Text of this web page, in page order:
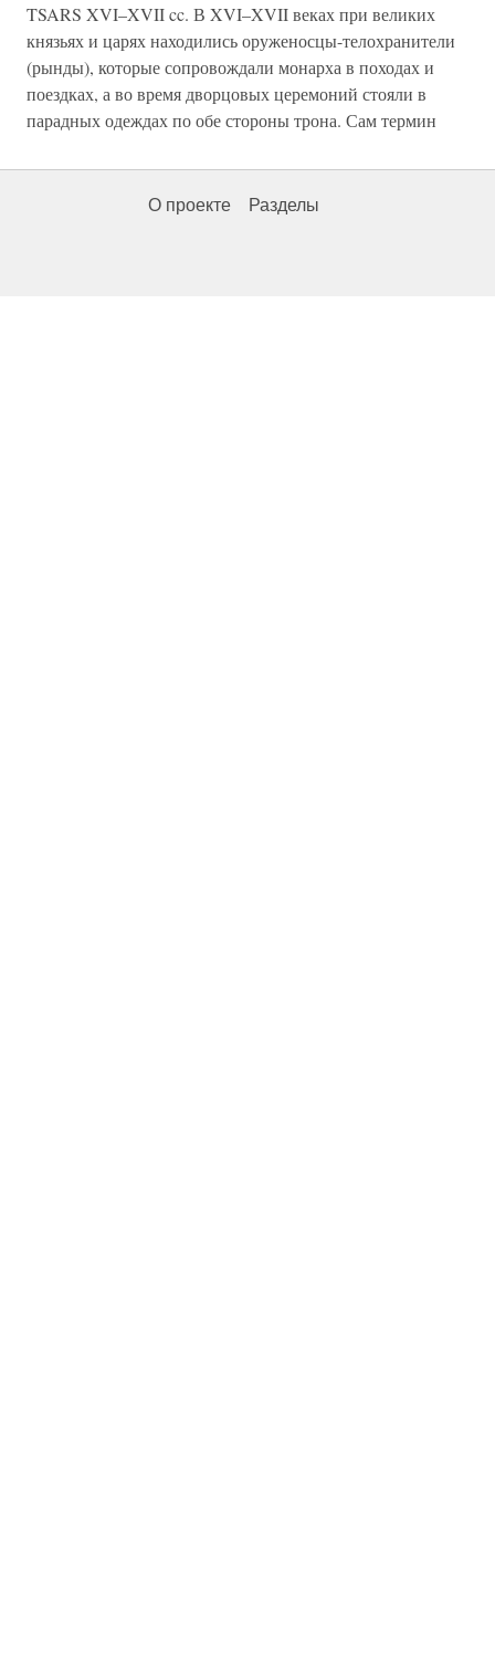
TSARS XVI–XVII cc. В XVI–XVII веках при великих
князьях и царях находились оруженосцы-телохранители
(рынды), которые сопровождали монарха в походах и
поездках, а во время дворцовых церемоний стояли в
парадных одеждах по обе стороны трона. Сам термин
О проекте Разделы